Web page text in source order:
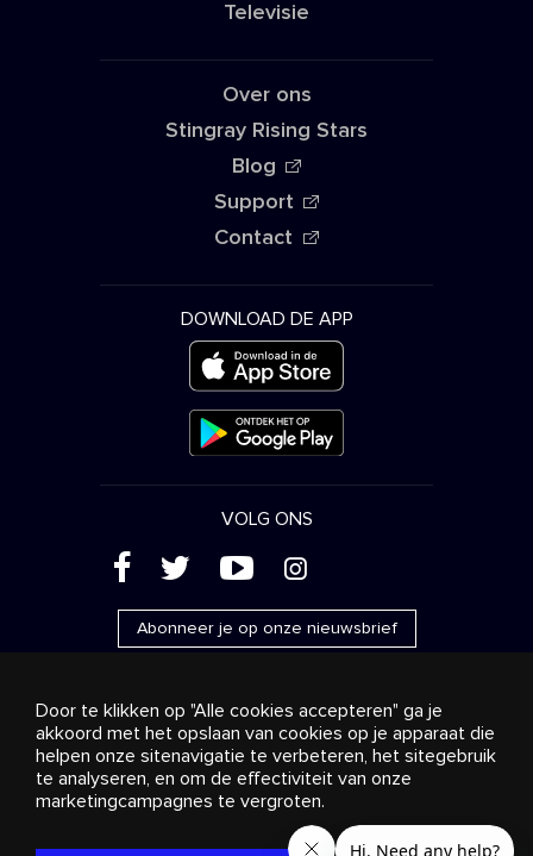
Televisie
Over ons
Stingray Rising Stars
Blog
Support
Contact
DOWNLOAD DE APP
VOLG ONS
( ' + &
Abonneer je op onze nieuwsbrief
Reclame
Streaming en distributie
Consumentenproducten
Bedrijfsoplossingen
Over ons
Cookies settings
© 2018-2025 Stingray Group Inc. Alle rechten voorbehouden.
Door te klikken op "Alle cookies accepteren" ga je
akkoord met het opslaan van cookies op je apparaat die
helpen onze sitenavigatie te verbeteren, het sitegebruik
te analyseren, en om de effectiviteit van onze
marketingcampagnes te vergroten.